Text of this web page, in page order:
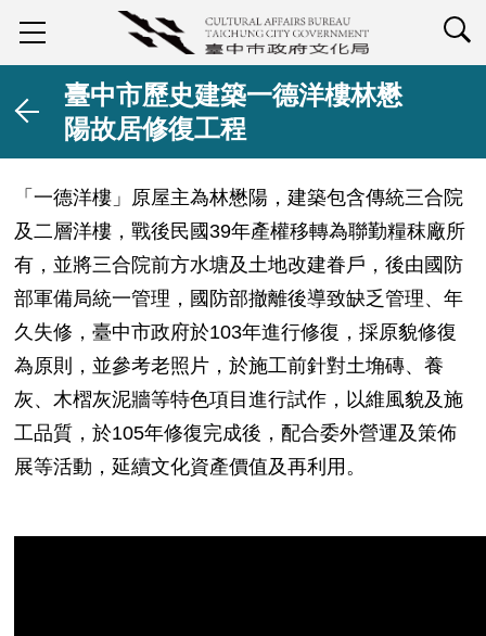
臺中市歷史建築一德洋樓林懋
陽故居修復工程
「一德洋樓」原屋主為林懋陽，建築包含傳統三合院
及二層洋樓，戰後民國39年產權移轉為聯勤糧秣廠所
有，並將三合院前方水塘及土地改建眷戶，後由國防
部軍備局統一管理，國防部撤離後導致缺乏管理、年
久失修，臺中市政府於103年進行修復，採原貌修復
為原則，並參考老照片，於施工前針對土埆磚、養
灰、木槢灰泥牆等特色項目進行試作，以維風貌及施
工品質，於105年修復完成後，配合委外營運及策佈
展等活動，延續文化資產價值及再利用。